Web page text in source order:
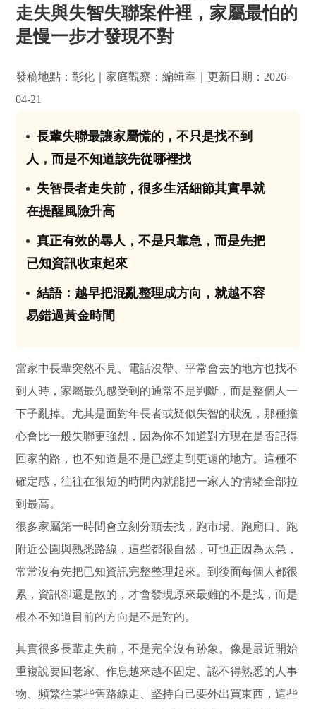
走失與失智失聯案件裡，家屬最怕的
是慢一步才發現不對
發稿地點：彰化｜家庭觀察：編輯室｜更新日期：2026-
04-21
長輩失聯最讓家屬慌的，不只是找不到
人，而是不知道該先從哪裡找
失智長者走失前，很多生活細節其實早就
在提醒風險升高
真正有效的尋人，不是只靠急，而是先把
已知資訊收束起來
結語：越早把混亂整理成方向，就越不容
易錯過黃金時間
當家中長輩突然不見、電話沒帶、平常會去的地方也找不
到人時，家屬最先感受到的通常不是判斷，而是整個人一
下子亂掉。尤其是面對年長者或疑似失智的狀況，那種擔
心會比一般失聯更強烈，因為你不知道對方現在是否記得
回家的路，也不知道是不是已經走到更遠的地方。這種不
確定感，往往在很短的時間內就能把一家人的情緒全部拉
到最高。
很多家屬第一時間會立刻分頭去找，跑市場、跑廟口、跑
附近公園與熟悉路線，這些都很自然，可也正因為太急，
常常沒有先把已知資訊完整整理起來。到後面每個人都很
累，資訊卻還是散的，才會發現原來最難的不是找，而是
根本不知道目前的方向是不是對的。
其實很多長輩走失前，不是完全沒有跡象。像是最近開始
重複說要回老家、作息越來越不固定、認不得熟悉的人事
物、頻繁往某些舊路線走、堅持自己要外出買東西，這些